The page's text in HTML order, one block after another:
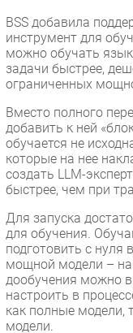
Новости
Аналитика
Интервью
Мероприятия
Проекты
IT класс
Тестовый стенд
Каталог
BSS добавила
инструмент для
можно обучать
задачи быстрее,
ограниченных
Вместо полного
добавить к ней
обучается не
которые на нее
создать LLM-
быстрее, чем при
Для запуска
для обучения.
подготовить с
мощной модели –
дообучения можно
настроить в
как полные модели,
модели.